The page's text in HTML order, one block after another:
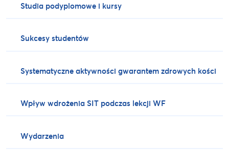
Studia podyplomowe i kursy
Sukcesy studentów
Systematyczne aktywności gwarantem zdrowych kości
Wpływ wdrożenia SIT podczas lekcji WF
Wydarzenia